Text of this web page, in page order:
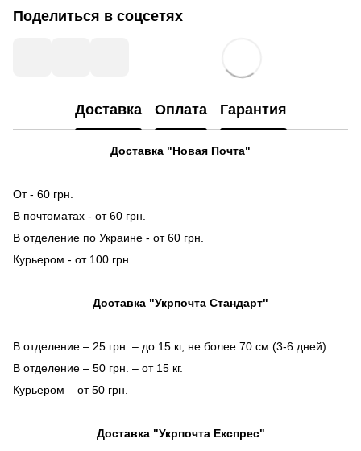
Поделиться в соцсетях
Доставка Оплата Гарантия
Доставка "Новая Почта"
От - 60 грн.
В почтоматах - от 60 грн.
В отделение по Украине - от 60 грн.
Курьером - от 100 грн.
Доставка "Укрпочта Стандарт"
В отделение – 25 грн. – до 15 кг, не более 70 см (3-6 дней).
В отделение – 50 грн. – от 15 кг.
Курьером – от 50 грн.
Доставка "Укрпочта Експрес"